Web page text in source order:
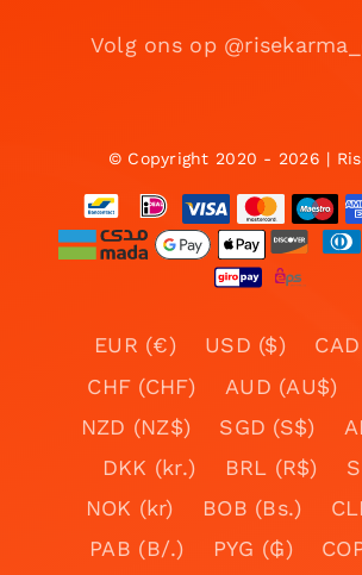
Volg ons op
© Copyright 2020 - 2026 |
EUR (€) USD ($)
CHF (CHF)
AUD (AU$)
NZD (NZ$)
SGD (S$)
DKK (kr.)
BRL (R$)
NOK (kr)
BOB (Bs.)
PAB (B/.)
PYG (₲)